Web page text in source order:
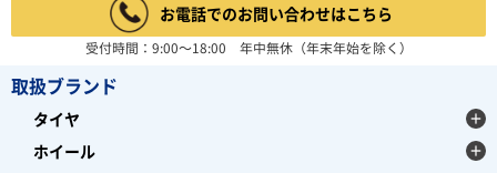
BFGOODRICH
ビーエフグッドリッチ
開しており、オフロードタイヤは、 ダカールラリー等で
お電話でのお問い合わせはこちら
受付時間：9:00～18:00 年中無休（年末年始を除く）
取扱ブランド
タイヤ
ホイール